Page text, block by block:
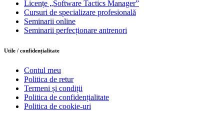
Licențe „Software Tactics Manager”
Cursuri de specializare profesională
Seminarii online
Seminarii perfecționare antrenori
Utile / confidențialitate
Contul meu
Politica de retur
Termeni și condiții
Politica de confidențialitate
Politica de cookie-uri